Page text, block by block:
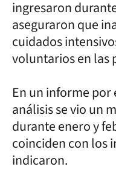
ingresaron
aseguraron que
cuidados
voluntarios en las
En un informe por
análisis se vio un
durante enero y
coinciden con los
indicaron.